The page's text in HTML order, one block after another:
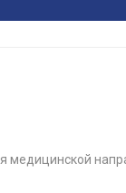
медицинской